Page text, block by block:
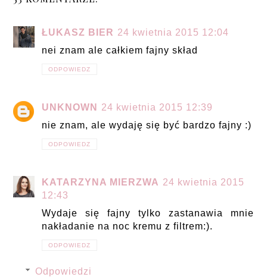
ŁUKASZ BIER 24 kwietnia 2015 12:04
nei znam ale całkiem fajny skład
ODPOWIEDZ
UNKNOWN
24 kwietnia 2015 12:39
nie znam, ale wydaję się być bardzo fajny :)
ODPOWIEDZ
KATARZYNA MIERZWA 24 kwietnia 2015
12:43
Wydaje się fajny tylko zastanawia mnie
nakładanie na noc kremu z filtrem:).
ODPOWIEDZ
Odpowiedzi